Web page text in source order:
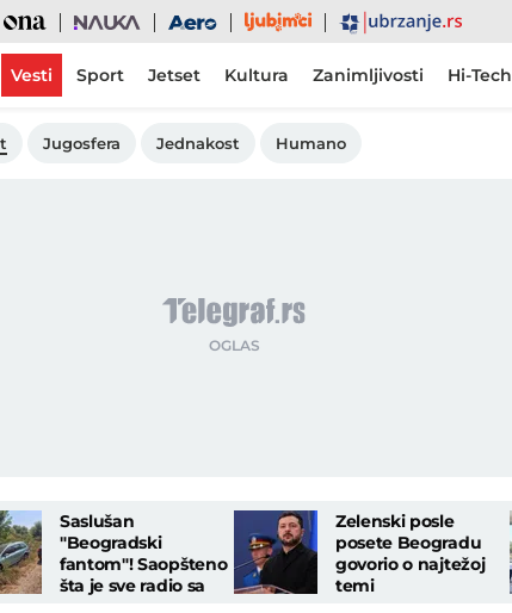
Ona Nauka Aero Ljubimci Ubrzanje
Vesti Sport Jetset Kultura Zanimljivosti Hi-Tech
Jugosfera Jednakost Humano
Saslušan
"Beogradski
fantom"! Saopšteno
šta je sve radio sa
Zelenski posle
posete Beogradu
govorio o najtežoj
temi